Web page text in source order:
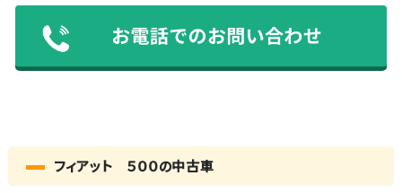
フィアット ５００の中古車